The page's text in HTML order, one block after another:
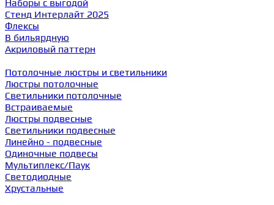
Наборы с выгодой
Стенд Интерлайт 2025
Флексы
В бильярдную
Акриловый паттерн
Потолочные люстры и светильники
Люстры потолочные
Светильники потолочные
Встраиваемые
Люстры подвесные
Светильники подвесные
Линейно - подвесные
Одиночные подвесы
Мультиплекс/Паук
Светодиодные
Хрустальные